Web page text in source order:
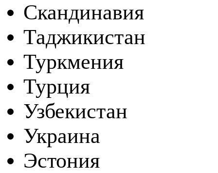
Скандинавия
Таджикистан
Туркмения
Турция
Узбекистан
Украина
Эстония